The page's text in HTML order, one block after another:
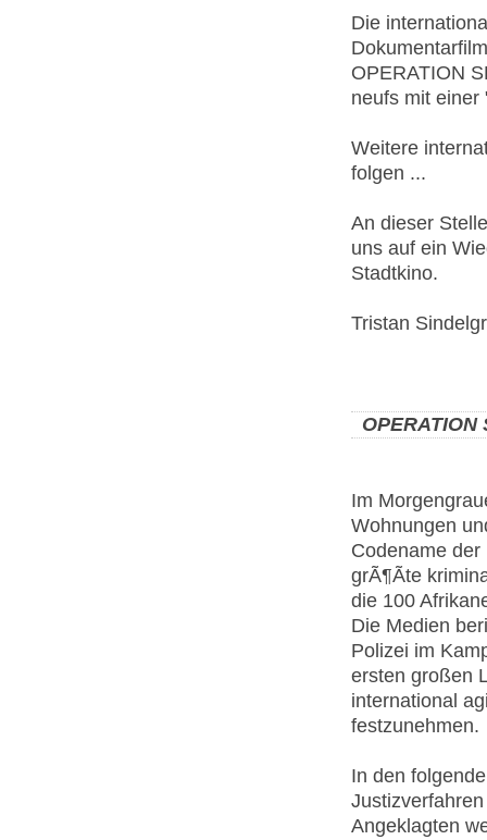
Die
OPERATION
neufs mit einer
Weitere
folgen ...
An dieser
uns auf ein
Stadtkino.
Tristan
OPERATION
Im
Wohnungen
Codename
grÃ¶Ãte
die 100
Die Medien
Polizei im
ersten großen
international
festzunehmen.
In den
Angeklagten